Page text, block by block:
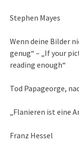
Stephen Mayes
Wenn deine Bilder
genug“ – „If your
reading enough“
Tod Papageorge,
„Flanieren ist eine
Franz Hessel